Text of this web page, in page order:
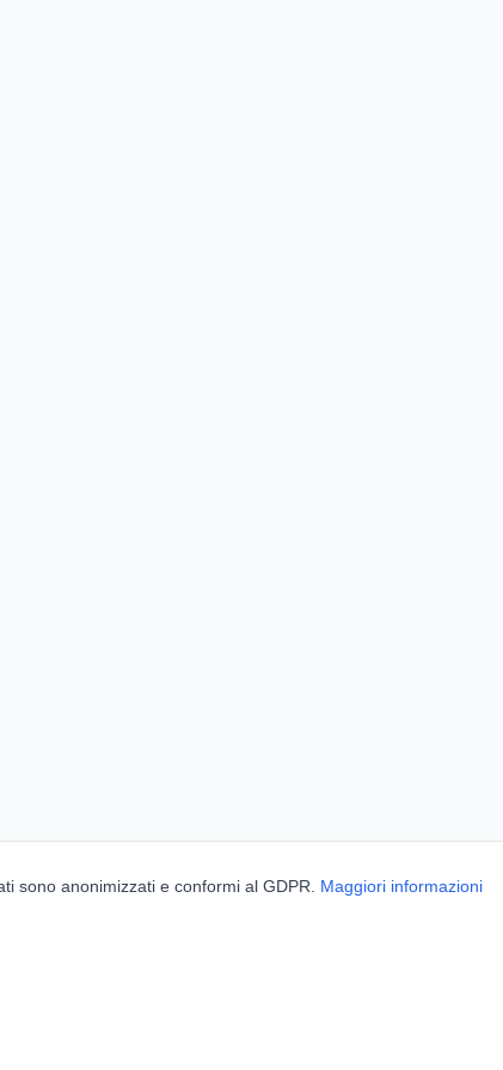
sono anonimizzati e conformi al GDPR. Maggiori informazioni